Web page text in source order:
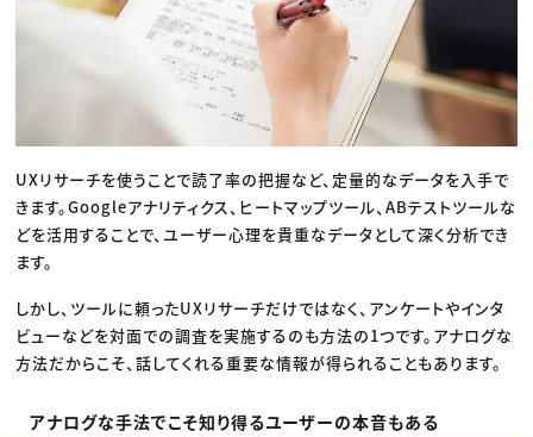
UXリサーチを使うことで読了率の把握など、定量的なデータを入手で
きます。Googleアナリティクス、ヒートマップツール、ABテストツールな
どを活用することで、ユーザー心理を貴重なデータとして深く分析でき
ます。
しかし、ツールに頼ったUXリサーチだけではなく、アンケートやインタ
ビューなどを対面での調査を実施するのも方法の1つです。アナログな
方法だからこそ、話してくれる重要な情報が得られることもあります。
アナログな手法でこそ知り得るユーザーの本音もある